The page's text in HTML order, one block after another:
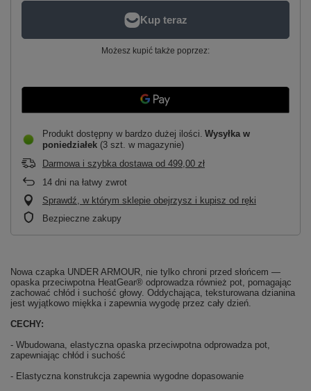
Możesz kupić także poprzez:
Produkt dostępny w bardzo dużej ilości Wysyłka w
poniedziałek (3 szt. w magazynie)
Darmowa i szybka dostawa od 499,00 zł
14 dni na łatwy zwrot
Sprawdź, w którym sklepie obejrzysz i kupisz od ręki
Bezpieczne zakupy
Nowa czapka UNDER ARMOUR, nie tylko chroni przed słońcem —
opaska przeciwpotna HeatGear® odprowadza również pot, pomagając
zachować chłód i suchość głowy. Oddychająca, teksturowana dzianina
jest wyjątkowo miękka i zapewnia wygodę przez cały dzień.
CECHY:
- Wbudowana, elastyczna opaska przeciwpotna odprowadza pot,
zapewniając chłód i suchość
- Elastyczna konstrukcja zapewnia wygodne dopasowanie